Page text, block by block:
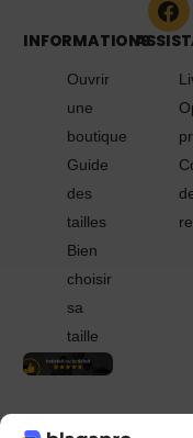
INFORMATIONS
Ouvrir
une
boutique
Guide
des
tailles
Bien
choisir
sa
taille